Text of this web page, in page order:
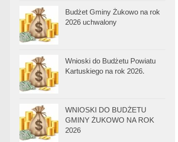
Budżet Gminy Żukowo na rok
2026 uchwalony
Wnioski do Budżetu Powiatu
Kartuskiego na rok 2026.
WNIOSKI DO BUDŻETU
GMINY ŻUKOWO NA ROK
2026